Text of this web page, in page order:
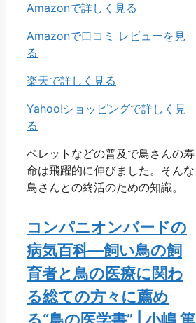
Amazonで詳しく見る
Amazonで口コミ レビューを見
る
楽天で詳しく見る
Yahoo!ショッピングで詳しく見
る
ペレットなどの普及で鳥さんの寿
命は飛躍的に伸びました。そんな
鳥さんとの終活のための知識。
コンパニオンバードの
病気百科―飼い鳥の飼
育者と鳥の医療に関わ
る総ての方々に薦め